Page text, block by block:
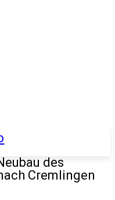
des
Cremlingen